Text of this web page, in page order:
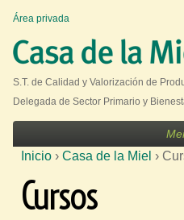
S.T. de Calidad y Valorización de
Delegada de Sector Primario y
U
s
e
r
m
e
Área privada
S
e
Inicio › Casa de la Miel ›
Cursos